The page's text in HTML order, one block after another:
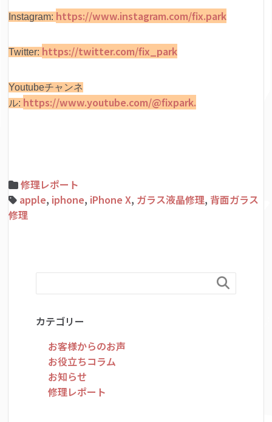
Instagram: https://www.instagram.com/fix.park
Twitter: https://twitter.com/fix_park
Youtubeチャンネ
ル: https://www.youtube.com/@fixpark.
修理レポート
apple, iphone, iPhone X, ガラス液晶修理, 背面ガラス
修理

カテゴリー
お客様からのお声
お役立ちコラム
お知らせ
修理レポート